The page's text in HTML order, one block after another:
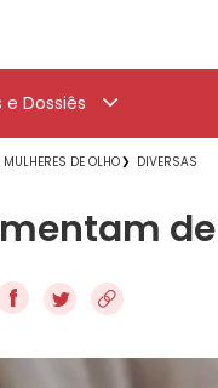
e Dossiês
MULHERES DE OLHO DIVERSAS
f